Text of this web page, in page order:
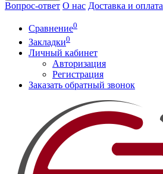
Вопрос-ответ О нас Доставка и оплата
Сравнение0
Закладки0
Личный кабинет
Авторизация
Регистрация
Заказать обратный звонок